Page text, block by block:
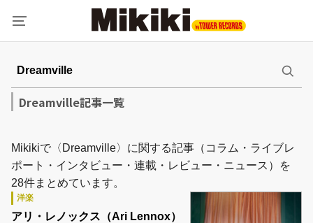
Dreamville記事一覧
Mikikiで〈Dreamville〉に関する記事（コラム・ライブレ
ポート・インタビュー・連載・レビュー・ニュース）を
28件まとめています。
洋楽
アリ・レノックス（Ari Lennox）